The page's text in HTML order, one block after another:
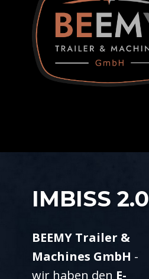
IMBISS 2.0
BEEMY Trailer &
Machines GmbH -
wir haben den E-